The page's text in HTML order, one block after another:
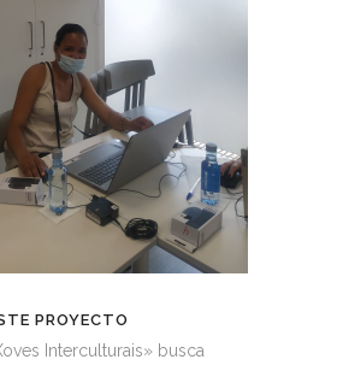
PROYECTO
Interculturais» busca